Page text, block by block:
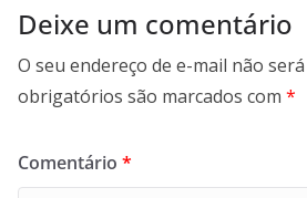
Deixe um comentário
O seu endereço de e-mail não
obrigatórios são marcados com *
Comentário *